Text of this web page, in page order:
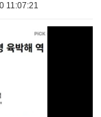
11:07:21